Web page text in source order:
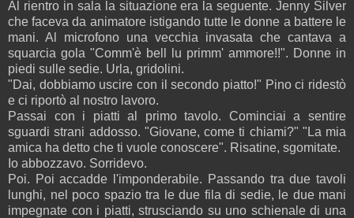
Al rientro in sala la situazione era la seguente. Jenny Silver
che faceva da animatore istigando tutte le donne a battere le
mani. Al microfono una vecchia invasata che cantava a
squarcia gola "Comm'è bell lu primm' ammore!!". Donne in
piedi sulle sedie. Urla, gridolini.
"Dai, dobbiamo uscire con il secondo piatto!" Pino ci ridestò
e ci riportò al nostro lavoro.
Passai con i piatti al primo tavolo. Cominciai a sentire
sguardi strani addosso. "Giovane, come ti chiami?" "La mia
amica ha detto che ti vuole conoscere". Risatine, sgomitate.
Io abbozzavo. Sorridevo.
Poi. Poi accadde l'imponderabile. Passando tra due tavoli
lunghi, nel poco spazio tra le due fila di sedie, le due mani
impegnate con i piatti, strusciando su uno schienale di una